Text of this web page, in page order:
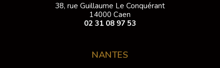
38, rue Guillaume Le Conquérant
14000 Caen
02 31 08 97 53
NANTES